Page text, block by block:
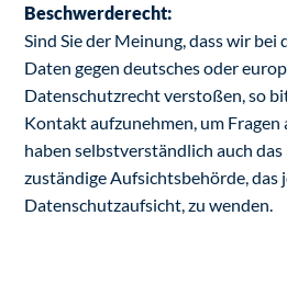
Beschwerderecht:
Sind Sie der Meinung, dass wir
Daten gegen deutsches oder
Datenschutzrecht verstoßen, so
Kontakt aufzunehmen, um Fragen
haben selbstverständlich auch das
zuständige Aufsichtsbehörde, das
Datenschutzaufsicht, zu wenden.